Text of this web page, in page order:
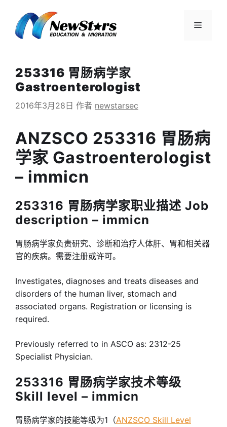
菜
253316 胃肠病学家
Gastroenterologist
2016年3月28日 作者 newstarsec
ANZSCO 253316 胃肠病
学家 Gastroenterologist
– immicn
253316 胃肠病学家职业描述 Job
description – immicn
胃肠病学家负责研究、诊断和治疗人体肝、胃和相关器
官的疾病。需要注册或许可。
Investigates, diagnoses and treats diseases and
disorders of the human liver, stomach and
associated organs. Registration or licensing is
required.
Previously referred to in ASCO as: 2312-25
Specialist Physician.
253316 胃肠病学家技术等级
Skill level – immicn
胃肠病学家的技能等级为1（ANZSCO Skill Level